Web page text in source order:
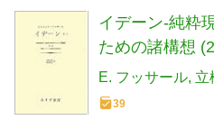
イデーン-純粋
ための諸構想
の現象学的諸
E. フッサール 立
39